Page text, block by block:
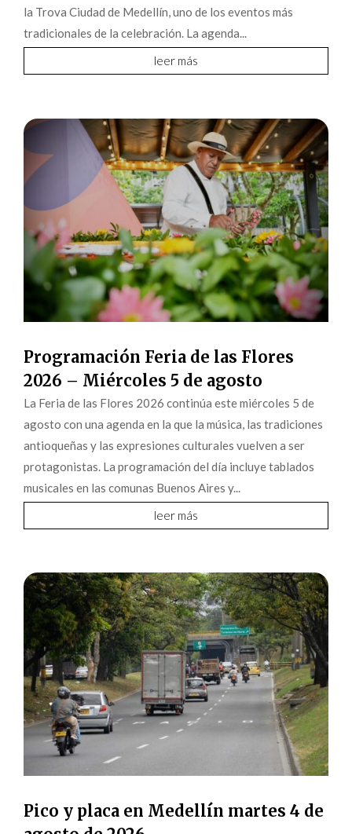
la Trova Ciudad de Medellín, uno de los eventos más
tradicionales de la celebración. La agenda...
leer más
Programación Feria de las Flores
2026 – Miércoles 5 de agosto
La Feria de las Flores 2026 continúa este miércoles 5 de
agosto con una agenda en la que la música, las tradiciones
antioqueñas y las expresiones culturales vuelven a ser
protagonistas. La programación del día incluye tablados
musicales en las comunas Buenos Aires y...
leer más
Pico y placa en Medellín martes 4 de